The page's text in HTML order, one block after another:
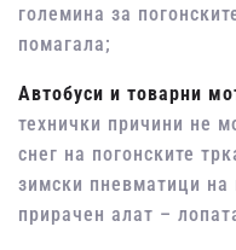
големина за
помагала;
Автобуси и товарни
технички причини не
снег на погонските
зимски пневматици на
прирачен алат –